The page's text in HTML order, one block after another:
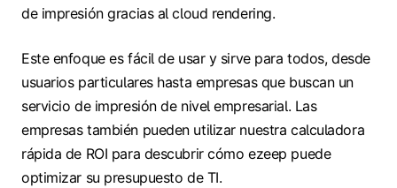
de impresión gracias al cloud rendering.
Este enfoque es fácil de usar y sirve para todos, desde
usuarios particulares hasta empresas que buscan un
servicio de impresión de nivel empresarial. Las
empresas también pueden utilizar nuestra calculadora
rápida de ROI para descubrir cómo ezeep puede
optimizar su presupuesto de TI.